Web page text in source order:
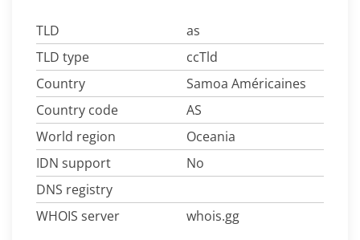
TLD
as
TLD type
ccTld
Country
Samoa Américaines
Country code
AS
World region
Oceania
IDN support
No
DNS registry
WHOIS server
whois.gg